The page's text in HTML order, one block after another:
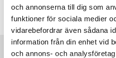
och annonserna till dig som
funktioner för sociala medier
vidarebefordrar även sådana
information från din enhet vid
och annons- och